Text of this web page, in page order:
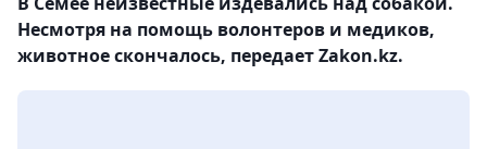
Несмотря на помощь волонтеров и медиков,
животное скончалось, передает Zakon.kz.